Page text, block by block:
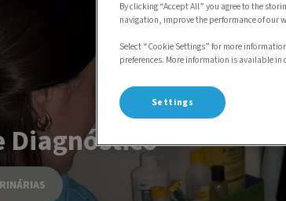
Diagnóstico
By clicking “Accept All” you agree to the
navigation, improve the performance of our
Select “Cookie Settings” for more
preferences. More information is available in
Settings